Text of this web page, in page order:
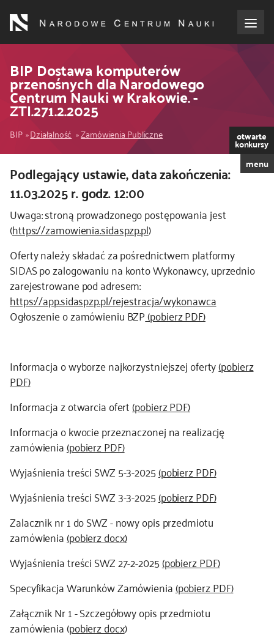
treści
dla wnioskodawców
dla realizujących projekty
efekty NCN
współpraca międzynarodowa
nagroda NCN
kontakt
BIP Dostawa komputerów
przenośnych dla Narodowego
Centrum Nauki w Krakowie. -
ZTI.271.2.2025
Ścieżka
nawigacyjna
BIP Działalność Zamówienia Publiczne otwarte
konkursy
menu
Kod
CSS
i
JS
Podlegający ustawie, data zakończenia:
11.03.2025 r. godz. 12:00
Uwaga: stroną prowadzonego postępowania jest
(https://zamowienia.sidaspzp.pl)
Oferty należy składać za pośrednictwem platformy
SIDAS po zalogowaniu na konto Wykonawcy, uprzednio
zarejestrowane pod adresem:
https://app.sidaspzp.pl/rejestracja/wykonawca
Ogłoszenie o zamówieniu BZP(pobierz PDF)
Informacja o wyborze najkorzystniejszej oferty(pobierz
PDF)
Informacja z otwarcia ofert(pobierz PDF)
Informacja o kwocie przeznaczonej na realizację
zamówienia(pobierz PDF)
Wyjaśnienia treści SWZ 5-3-2025(pobierz PDF)
Wyjaśnienia treści SWZ 3-3-2025(pobierz PDF)
Zalacznik nr 1 do SWZ - nowy opis przedmiotu
zamówienia(pobierz docx)
Wyjaśnienia treści SWZ 27-2-2025(pobierz PDF)
Specyfikacja Warunków Zamówienia(pobierz PDF)
Załącznik Nr 1 - Szczegółowy opis przedmiotu
zamówienia (pobierz docx)